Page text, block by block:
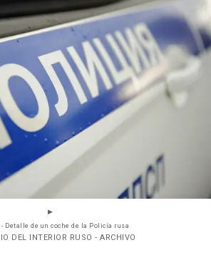
Detalle de un coche de la Policía rusa
DEL INTERIOR RUSO - ARCHIVO